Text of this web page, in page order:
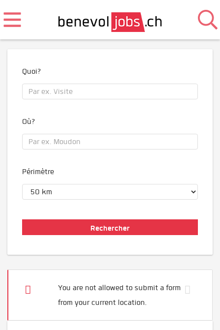
Quoi?
Où?
Périmètre
You are not allowed to submit a form
from your current location.